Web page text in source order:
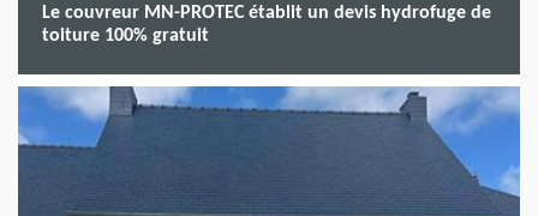
Le couvreur MN-PROTEC établit un devis hydrofuge de
toiture 100% gratuit